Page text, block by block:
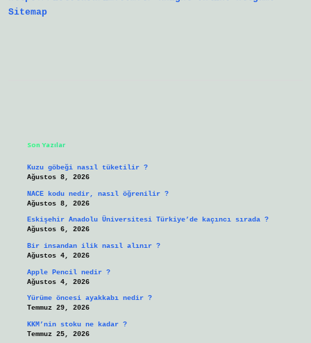
Sitemap
Son Yazılar
Kuzu göbeği nasıl tüketilir ?
Ağustos 8, 2026
NACE kodu nedir, nasıl öğrenilir ?
Ağustos 8, 2026
Eskişehir Anadolu Üniversitesi Türkiye’de kaçıncı sırada ?
Ağustos 6, 2026
Bir insandan ilik nasıl alınır ?
Ağustos 4, 2026
Apple Pencil nedir ?
Ağustos 4, 2026
Yürüme öncesi ayakkabı nedir ?
Temmuz 29, 2026
KKM’nin stoku ne kadar ?
Temmuz 25, 2026